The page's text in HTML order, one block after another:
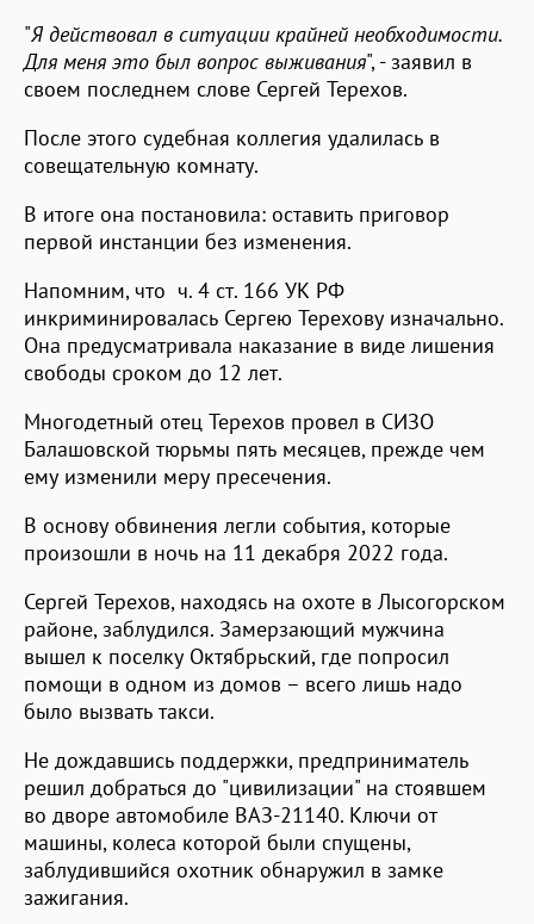
"Я действовал в ситуации крайней необходимости.
Для меня это был вопрос выживания", - заявил в
своем последнем слове Сергей Терехов.
После этого судебная коллегия удалилась в
совещательную комнату.
В итоге она постановила: оставить приговор
первой инстанции без изменения.
Напомним, что ч. 4 ст. 166 УК РФ
инкриминировалась Сергею Терехову изначально.
Она предусматривала наказание в виде лишения
свободы сроком до 12 лет.
Многодетный отец Терехов провел в СИЗО
Балашовской тюрьмы пять месяцев, прежде чем
ему изменили меру пресечения.
В основу обвинения легли события, которые
произошли в ночь на 11 декабря 2022 года.
Сергей Терехов, находясь на охоте в Лысогорском
районе, заблудился. Замерзающий мужчина
вышел к поселку Октябрьский, где попросил
помощи в одном из домов – всего лишь надо
было вызвать такси.
Не дождавшись поддержки, предприниматель
решил добраться до "цивилизации" на стоявшем
во дворе автомобиле ВАЗ-21140. Ключи от
машины, колеса которой были спущены,
заблудившийся охотник обнаружил в замке
зажигания.